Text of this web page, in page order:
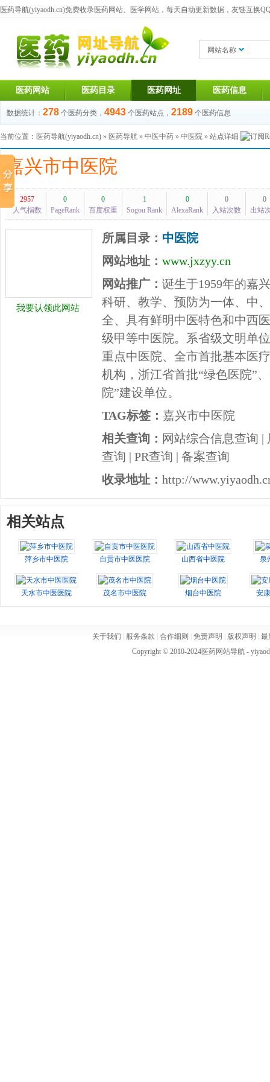
医药导航(yiyaodh.cn)免费收录医药网站、医学网站，每天自动更新数据，友链互换
网站名称
医药网站 医药目录 医药网址 医药信息
数据统计： 278 个医药分类， 4943 个医药站点， 2189 个医药信息
当前位置： 医药导航(yiyaodh.cn) » 医药导航 » 中医中药 » 中医院 » 站点详细
嘉兴市中医院
2957
人气指数
0
PageRank
0
百度权重
1
Sogou Rank
0
AlexaRank
0
入站次数
0
出站
我要认领此网站
所属目录： 中医院
网站地址： www.jxzyy.cn
网站推广： 诞生于1959年的嘉
科研、教学、预防为一体、中
全、具有鲜明中医特色和中西
级甲等中医院。系省级文明单
重点中医院、全市首批基本医
机构，浙江省首批“绿色医院”
院”建设单位。
TAG标签： 嘉兴市中医院
相关查询： 网站综合信息查询 |
查询 | PR查询 | 备案查询
收录地址： http://
相关站点
萍乡市中医院 自贡市中医医院 山西省中医院 泉
天水市中医医院 茂名市中医院 烟台中医院 安
关于我们 服务条款 合作细则 免责声明 版权声明
最
Copyright © 2010-2024医药网站导航-